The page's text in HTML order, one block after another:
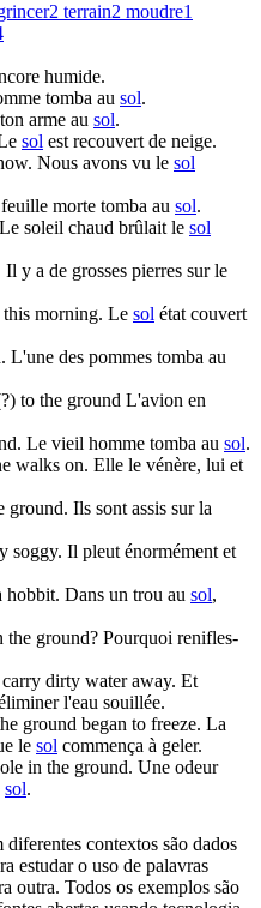
2 terrain2 moudre1
humide.
tomba au sol.
arme au sol.
sol est recouvert de neige.
Nous avons vu le sol
morte tomba au sol.
Le soleil chaud brûlait le sol
Il y a de grosses pierres sur le
morning. Le sol état couvert
. L'une des pommes tomba au
to the ground L'avion en
. Le vieil homme tomba au sol.
walks on. Elle le vénère, lui et
ground. Ils sont assis sur la
soggy. Il pleut énormément et
hobbit. Dans un trou au sol,
the ground? Pourquoi renifles-
dirty water away. Et
l'eau souillée.
ground began to freeze. La
le sol commença à geler.
in the ground. Une odeur
sol.
contextos são dados
estudar o uso de palavras
outra. Todos os exemplos são